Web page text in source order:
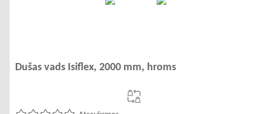
Dušas vads Isiflex, 2000 mm, hroms